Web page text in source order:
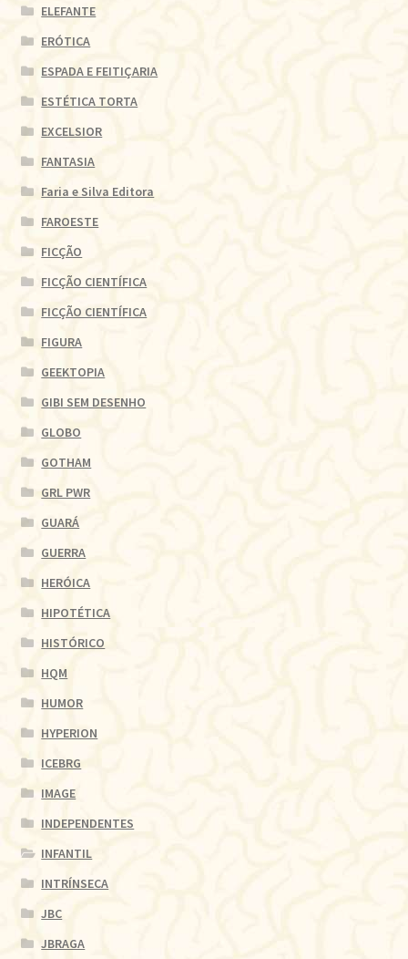
ELEFANTE
ERÓTICA
ESPADA E FEITIÇARIA
ESTÉTICA TORTA
EXCELSIOR
FANTASIA
Faria e Silva Editora
FAROESTE
FICÇÃO
FICÇÃO CIENTÍFICA
FICÇÃO CIENTÍFICA
FIGURA
GEEKTOPIA
GIBI SEM DESENHO
GLOBO
GOTHAM
GRL PWR
GUARÁ
GUERRA
HERÓICA
HIPOTÉTICA
HISTÓRICO
HQM
HUMOR
HYPERION
ICEBRG
IMAGE
INDEPENDENTES
INFANTIL
INTRÍNSECA
JBC
JBRAGA